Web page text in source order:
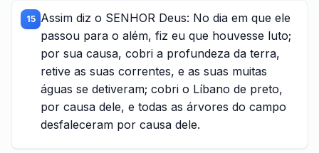
15 Assim diz o SENHOR Deus: No dia em que ele
passou para o além, fiz eu que houvesse luto;
por sua causa, cobri a profundeza da terra,
retive as suas correntes, e as suas muitas
águas se detiveram; cobri o Líbano de preto,
por causa dele, e todas as árvores do campo
desfaleceram por causa dele.